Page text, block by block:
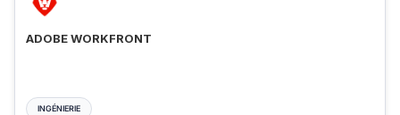
ADOBE WORKFRONT
INGÉNIERIE